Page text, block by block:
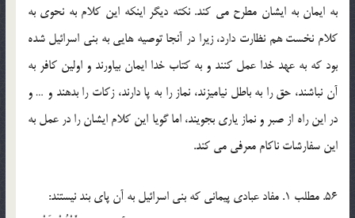
به ايمان به ايشان مطرح مي کند. نکته ديگر اينکه اين کلام به نحوي به
کلام نخست هم نظارت دارد، زيرا در آنجا توصيه هايي به بني اسرائيل شده
بود که به عهد خدا عمل کنند و به کتاب خدا ايمان بياورند و اولين کافر به
آن نباشند، حق را به باطل نياميزند، نماز را به پا دارند، زکات را بدهند و … و
در اين راه از صبر و نماز ياري بجويند، اما گويا اين کلام ايشان را در عمل به
اين سفارشات ناکام معرفي مي کند.
56. مطلب 1. مفاد عبادي پيماني که بني اسرائيل به آن پاي بند نيستند: